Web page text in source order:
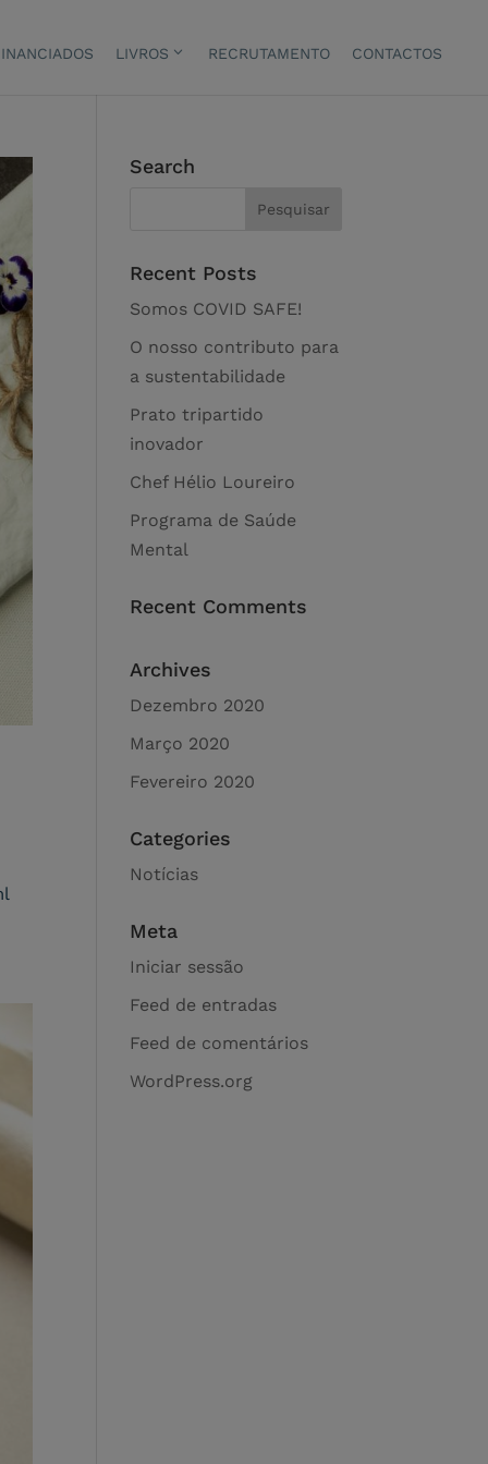
LIVROS RECRUTAMENTO CONTACTOS
Search
Recent Posts
Somos COVID SAFE!
O nosso contributo para
a sustentabilidade
Prato tripartido
inovador
Chef Hélio Loureiro
Programa de Saúde
Mental
Recent Comments
Archives
Dezembro 2020
Março 2020
Fevereiro 2020
Categories
Notícias
Meta
Iniciar sessão
Feed de entradas
Feed de comentários
WordPress.org